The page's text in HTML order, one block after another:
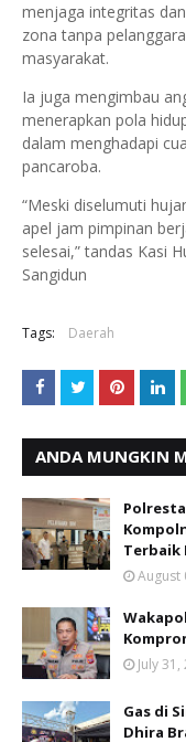
menjaga integritas
zona tanpa
masyarakat.
Ia juga mengimbau
menerapkan pola
dalam menghadapi
pancaroba.
“Meski diselumuti
apel jam pimpinan
selesai,” tandas Kasi
Sangidun
Tags: Daerah
ANDA MUNGKIN
Terbaik
August
July
Gas di
Dhira